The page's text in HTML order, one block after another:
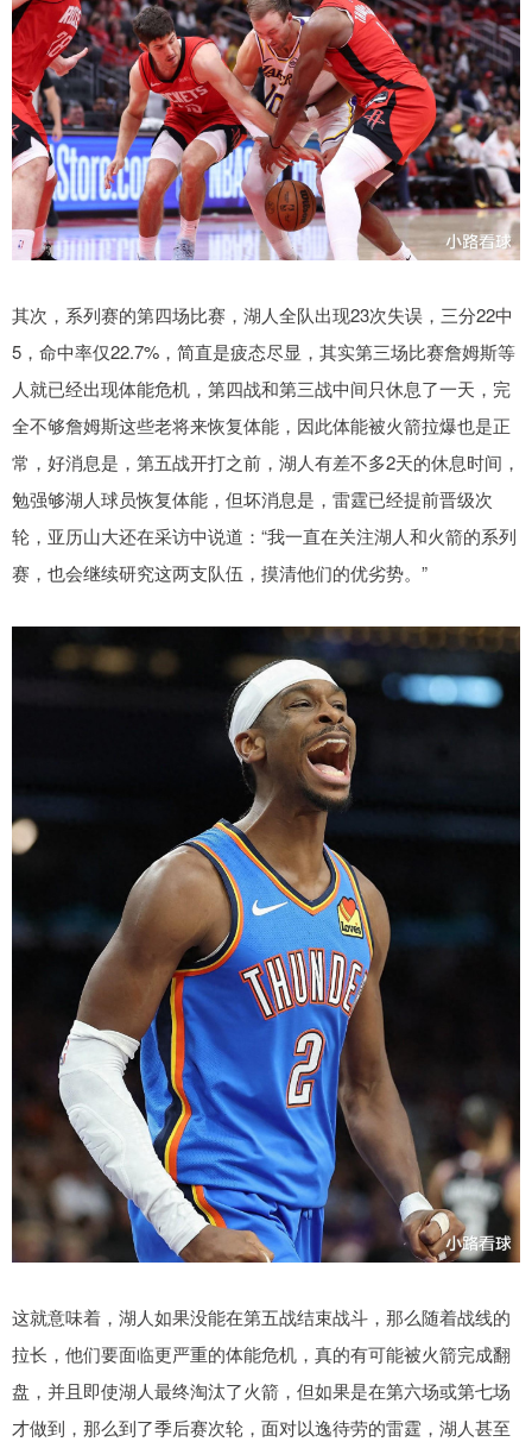
其次，系列赛的第四场比赛，湖人全队出现23次失误，三分22中
5，命中率仅22.7%，简直是疲态尽显，其实第三场比赛詹姆斯等
人就已经出现体能危机，第四战和第三战中间只休息了一天，完
全不够詹姆斯这些老将来恢复体能，因此体能被火箭拉爆也是正
常，好消息是，第五战开打之前，湖人有差不多2天的休息时间，
勉强够湖人球员恢复体能，但坏消息是，雷霆已经提前晋级次
轮，亚历山大还在采访中说道：“我一直在关注湖人和火箭的系列
赛，也会继续研究这两支队伍，摸清他们的优劣势。”
这就意味着，湖人如果没能在第五战结束战斗，那么随着战线的
拉长，他们要面临更严重的体能危机，真的有可能被火箭完成翻
盘，并且即使湖人最终淘汰了火箭，但如果是在第六场或第七场
才做到，那么到了季后赛次轮，面对以逸待劳的雷霆，湖人甚至